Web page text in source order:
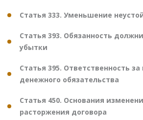
Статья 333. Уменьшение
Статья 393. Обязанность
убытки
Статья 395. Ответственность
денежного обязательства
Статья 450. Основания
расторжения договора